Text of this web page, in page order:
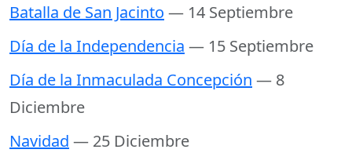
Batalla de San Jacinto — 14 Septiembre
Día de la Independencia — 15 Septiembre
Día de la Inmaculada Concepción — 8
Diciembre
Navidad — 25 Diciembre